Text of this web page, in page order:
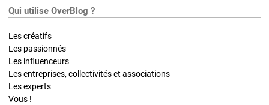
Qui utilise OverBlog ?
Les créatifs
Les passionnés
Les influenceurs
Les entreprises, collectivités et associations
Les experts
Vous !